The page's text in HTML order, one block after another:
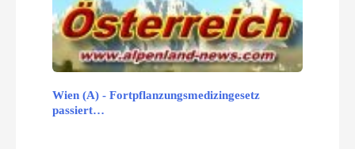
Wien (A) - Fortpflanzungsmedizingesetz
passiert…